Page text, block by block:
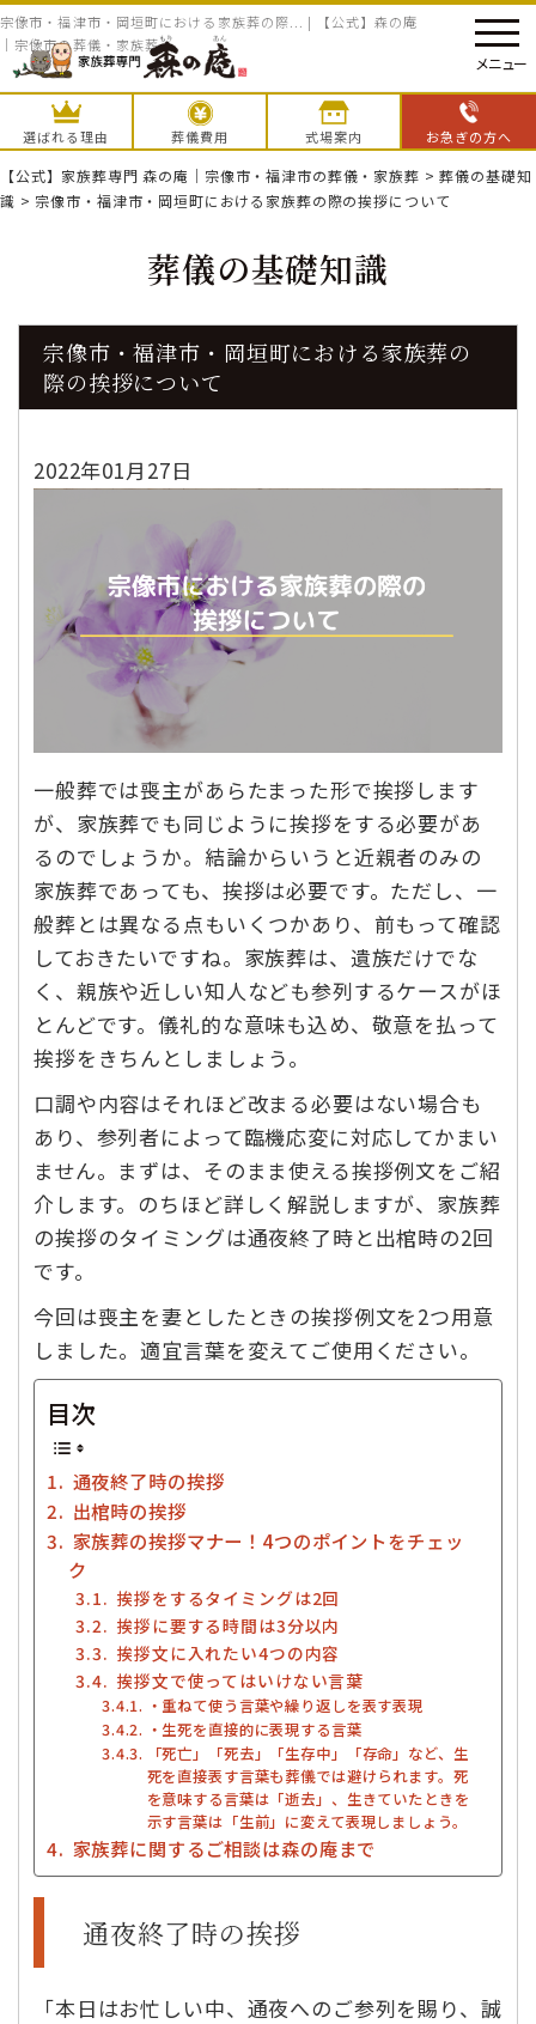
宗像市・福津市・岡垣町における家族葬の際... | 【公式】森の庵
｜宗像市の葬儀・家族葬
選ばれる理由 葬儀費用 式場案内 お急ぎの方へ
メニュー
【公式】家族葬専門 森の庵｜宗像市・福津市の葬儀・家族葬 >葬儀の基礎知
識 > 宗像市・福津市・岡垣町における家族葬の際の挨拶について
葬儀の基礎知識
宗像市・福津市・岡垣町における家族葬の
際の挨拶について
2022年01月27日
一般葬では喪主があらたまった形で挨拶します
が、家族葬でも同じように挨拶をする必要があ
るのでしょうか。結論からいうと近親者のみの
家族葬であっても、挨拶は必要です。ただし、一
般葬とは異なる点もいくつかあり、前もって確認
しておきたいですね。家族葬は、遺族だけでな
く、親族や近しい知人なども参列するケースがほ
とんどです。儀礼的な意味も込め、敬意を払って
挨拶をきちんとしましょう。
口調や内容はそれほど改まる必要はない場合も
あり、参列者によって臨機応変に対応してかまい
ません。まずは、そのまま使える挨拶例文をご紹
介します。のちほど詳しく解説しますが、家族葬
の挨拶のタイミングは通夜終了時と出棺時の2回
です。
今回は喪主を妻としたときの挨拶例文を2つ用意
しました。適宜言葉を変えてご使用ください。
目次
通夜終了時の挨拶
出棺時の挨拶
家族葬の挨拶マナー！4つのポイントをチェッ
ク
挨拶をするタイミングは2回
挨拶に要する時間は3分以内
挨拶文に入れたい4つの内容
挨拶文で使ってはいけない言葉
・重ねて使う言葉や繰り返しを表す表現
・生死を直接的に表現する言葉
「死亡」「死去」「生存中」「存命」など、生
死を直接表す言葉も葬儀では避けられます。死
を意味する言葉は「逝去」、生きていたときを
示す言葉は「生前」に変えて表現しましょう。
家族葬に関するご相談は森の庵まで
通夜終了時の挨拶
「本日はお忙しい中、通夜へのご参列を賜り、誠